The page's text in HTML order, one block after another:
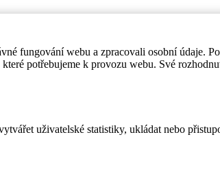
fungování webu a zpracovali osobní údaje.
potřebujeme k provozu webu. Své
uživatelské statistiky, ukládat nebo